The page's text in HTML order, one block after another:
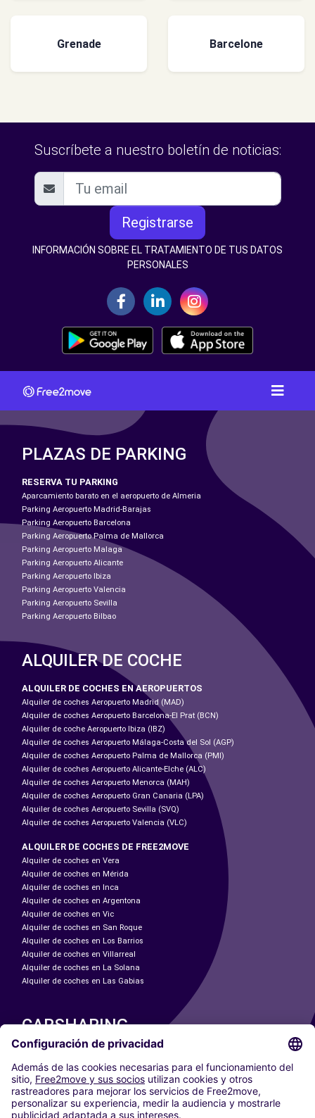
Grenade Barcelone
Suscríbete a nuestro boletín de noticias:
Registrarse
INFORMACIÓN SOBRE EL TRATAMIENTO DE TUS DATOS
PERSONALES
PLAZAS DE PARKING
RESERVA TU PARKING
Aparcamiento barato en el aeropuerto de Almeria
Parking Aeropuerto Madrid-Barajas
Parking Aeropuerto Barcelona
Parking Aeropuerto Palma de Mallorca
Parking Aeropuerto Malaga
Parking Aeropuerto Alicante
Parking Aeropuerto Ibiza
Parking Aeropuerto Valencia
Parking Aeropuerto Sevilla
Parking Aeropuerto Bilbao
ALQUILER DE COCHE
ALQUILER DE COCHES EN AEROPUERTOS
Alquiler de coches Aeropuerto Madrid (MAD)
Alquiler de coches Aeropuerto Barcelona-El Prat (BCN)
Alquiler de coche Aeropuerto Ibiza (IBZ)
Alquiler de coches Aeropuerto Málaga-Costa del Sol (AGP)
Alquiler de coches Aeropuerto Palma de Mallorca (PMI)
Alquiler de coches Aeropuerto Alicante-Elche (ALC)
Alquiler de coches Aeropuerto Menorca (MAH)
Alquiler de coches Aeropuerto Gran Canaria (LPA)
Alquiler de coches Aeropuerto Sevilla (SVQ)
Alquiler de coches Aeropuerto Valencia (VLC)
ALQUILER DE COCHES DE FREE2MOVE
Alquiler de coches en Vera
Alquiler de coches en Mérida
Alquiler de coches en Inca
Alquiler de coches en Argentona
Alquiler de coches en Vic
Alquiler de coches en San Roque
Alquiler de coches en Los Barrios
Alquiler de coches en Villarreal
Alquiler de coches en La Solana
Alquiler de coches en Las Gabias
CARSHARING
NUESTRAS CIUDADES
Paris
Madrid
Washington DC
Milán